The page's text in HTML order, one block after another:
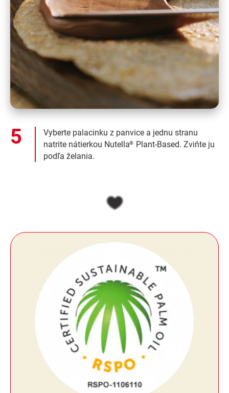
Vyberte palacinku z panvice a jednu stranu
natrite nátierkou Nutella® Plant-Based. Zviňte ju
podľa želania.